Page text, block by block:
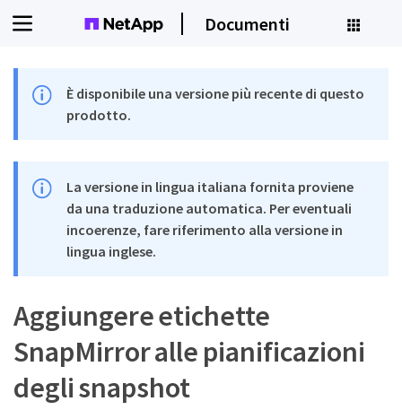
Documenti
È disponibile una versione più recente di questo
prodotto.
La versione in lingua italiana fornita proviene
da una traduzione automatica. Per eventuali
incoerenze, fare riferimento alla versione in
lingua inglese.
Aggiungere etichette
SnapMirror alle pianificazioni
degli snapshot